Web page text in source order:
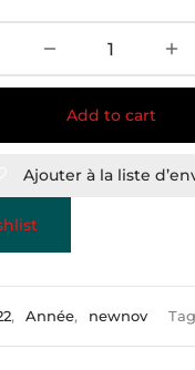
Add to cart
Ajouter à la liste
, Année, newnov